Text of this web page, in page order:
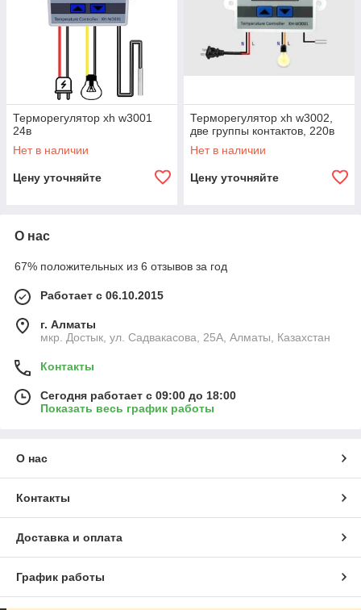
Терморегулятор xh w3001
24в
Нет в наличии
Цену уточняйте
Терморегулятор xh w3002,
две группы контактов, 220в
Нет в наличии
Цену уточняйте
О нас
67% положительных из 6 отзывов за год
Работает с 06.10.2015
г. Алматы
мкр. Достык, ул. Садвакасова, 25А, Алматы, Казахстан
Контакты
Сегодня работает с 09:00 до 18:00
Показать весь график работы
О нас
Контакты
Доставка и оплата
График работы